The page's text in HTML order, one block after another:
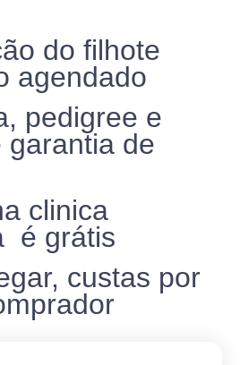
do filhote
agendado
pedigree e
garantia de
clinica
é grátis
custas por